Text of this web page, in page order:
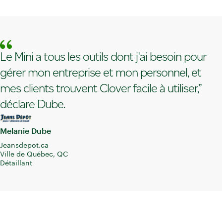
Le Mini a tous les outils dont j'ai besoin pour
gérer mon entreprise et mon personnel, et
mes clients trouvent Clover facile à utiliser,”
déclare Dube.
Melanie Dube
Jeansdepot.ca
Ville de Québec, QC
Détaillant